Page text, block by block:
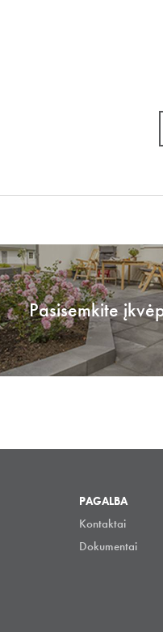
Pasisemkite
PAGALBA
Kontaktai
Dokumentai